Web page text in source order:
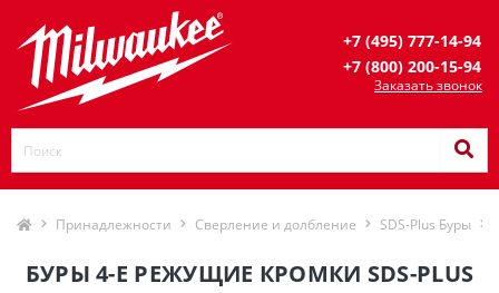
+7 (495) 777-14-94
+7 (800) 200-15-94
Заказать звонок
Принадлежности Сверление и долбление SDS-Plus Буры
БУРЫ 4-Е РЕЖУЩИЕ КРОМКИ SDS-PLUS